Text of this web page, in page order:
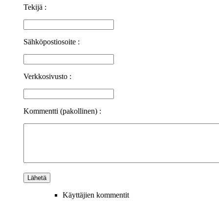
Tekijä :
Sähköpostiosoite :
Verkkosivusto :
Kommentti (pakollinen) :
Käyttäjien kommentit